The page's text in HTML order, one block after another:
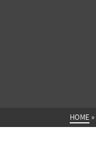
HOME »